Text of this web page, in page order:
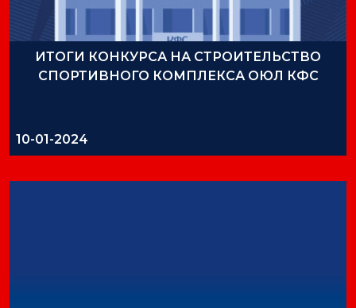
ИТОГИ КОНКУРСА НА СТРОИТЕЛЬСТВО
СПОРТИВНОГО КОМПЛЕКСА ОЮЛ КФС
10-01-2024